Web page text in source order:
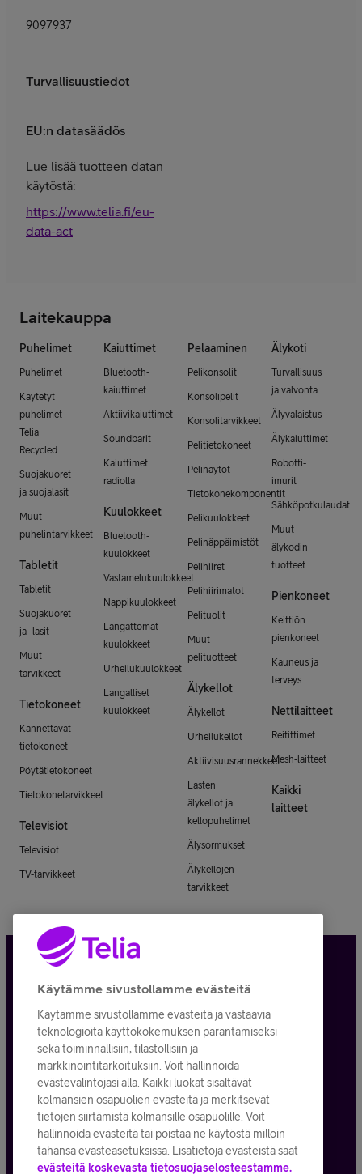
9097937
Turvallisuustiedot
EU:n datasäädös
Lue lisää tuotteen datan
käytöstä:
https://www.telia.fi/eu-
data-act
Laitekauppa
Puhelimet
Puhelimet
Käytetyt
puhelimet –
Telia
Recycled
Suojakuoret
ja suojalasit
Muut
puhelintarvikkeet
Tabletit
Tabletit
Suojakuoret
ja -lasit
Muut
tarvikkeet
Tietokoneet
Kannettavat
tietokoneet
Pöytätietokoneet
Tietokonetarvikkeet
Televisiot
Televisiot
TV-tarvikkeet
Kaiuttimet
Bluetooth-
kaiuttimet
Aktiivikaiuttimet
Soundbarit
Kaiuttimet
radiolla
Kuulokkeet
Bluetooth-
kuulokkeet
Vastamelukuulokkeet
Nappikuulokkeet
Langattomat
kuulokkeet
Urheilukuulokkeet
Langalliset
kuulokkeet
Pelaaminen
Pelikonsolit
Konsolipelit
Konsolitarvikkeet
Pelitietokoneet
Pelinäytöt
Tietokonekomponentit
Pelikuulokkeet
Pelinäppäimistöt
Pelihiiret
Pelihiirimatot
Pelituolit
Muut
pelituotteet
Älykellot
Älykellot
Urheilukellot
Aktiivisuusrannekkeet
Lasten
älykellot ja
kellopuhelimet
Älysormukset
Älykellojen
tarvikkeet
Älykoti
Turvallisuus
ja valvonta
Älyvalaistus
Älykaiuttimet
Robotti-
imurit
Sähköpotkulaudat
Muut
älykodin
tuotteet
Pienkoneet
Keittiön
pienkoneet
Kauneus ja
terveys
Nettilaitteet
Reitittimet
Mesh-laitteet
Kaikki
laitteet
Tietosuoja ja -turva
Tilauksen peruuttaminen
Käyttöehdot
Evästeiden käyttö
Toimitusehdot ja palvelukuvaukset
Käytämme sivustollamme evästeitä
Käytämme sivustollamme evästeitä ja vastaavia
teknologioita käyttökokemuksen parantamiseksi
sekä toiminnallisiin, tilastollisiin ja
markkinointitarkoituksiin. Voit hallinnoida
evästevalintojasi alla. Kaikki luokat sisältävät
kolmansien osapuolien evästeitä ja merkitsevät
tietojen siirtämistä kolmansille osapuolille. Voit
hallinnoida evästeitä tai poistaa ne käytöstä milloin
tahansa evästeasetuksissa. Lisätietoja evästeistä saat
evästeitä koskevasta tietosuojaselosteestamme.